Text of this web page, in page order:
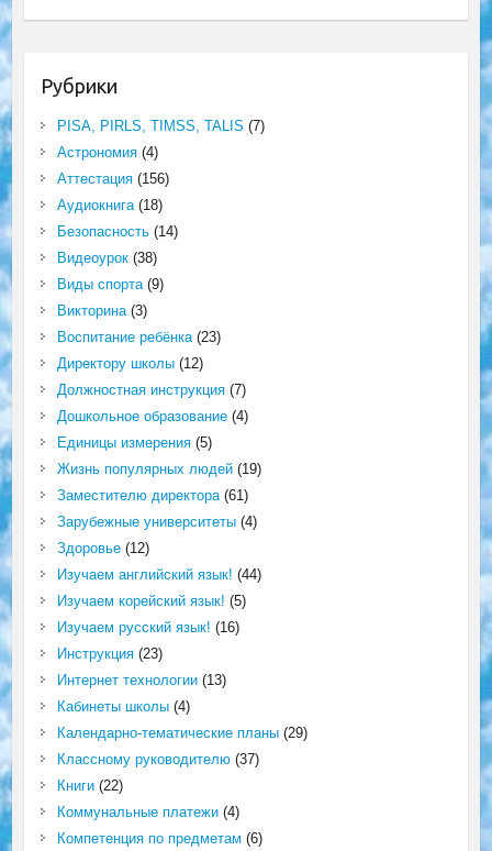
Рубрики
PISA, PIRLS, TIMSS, TALIS (7)
Астрономия(4)
Аттестация(156)
Аудиокнига(18)
Безопасность(14)
Видеоурок(38)
Виды спорта(9)
Викторина(3)
Воспитание ребёнка(23)
Директору школы(12)
Должностная инструкция(7)
Дошкольное образование(4)
Единицы измерения(5)
Жизнь популярных людей(19)
Заместителю директора(61)
Зарубежные университеты(4)
Здоровье(12)
Изучаем английский язык! (44)
Изучаем корейский язык! (5)
Изучаем русский язык! (16)
Инструкция(23)
Интернет технологии(13)
Кабинеты школы(4)
Календарно-тематические планы(29)
Классному руководителю(37)
Книги(22)
Коммунальные платежи(4)
Компетенция по предметам (6)